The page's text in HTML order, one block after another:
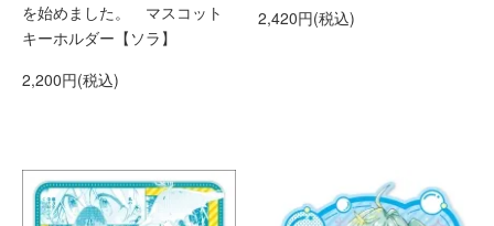
を始めました。 マスコット
キーホルダー【ソラ】
2,200円(税込)
2,420円(税込)